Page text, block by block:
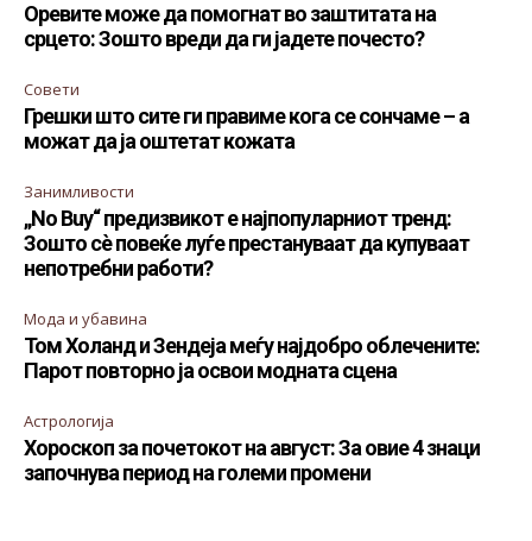
Оревите може да помогнат во заштитата на
срцето: Зошто вреди да ги јадете почесто?
Совети
Грешки што сите ги правиме кога се сончаме – а
можат да ја оштетат кожата
Занимливости
„No Buy“ предизвикот е најпопуларниот тренд:
Зошто сè повеќе луѓе престануваат да купуваат
непотребни работи?
Мода и убавина
Том Холанд и Зендеја меѓу најдобро облечените:
Парот повторно ја освои модната сцена
Астрологија
Хороскоп за почетокот на август: За овие 4 знаци
започнува период на големи промени